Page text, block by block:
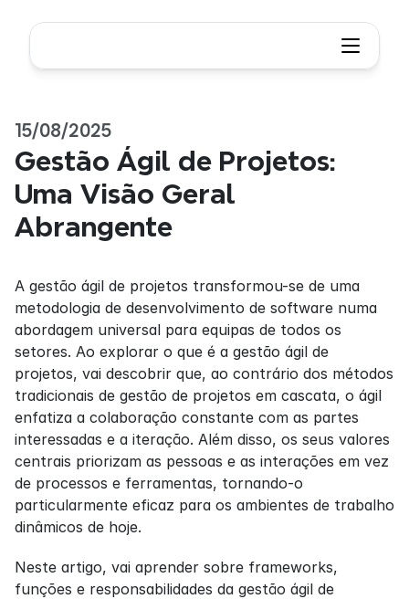
15/08/2025
Gestão Ágil de Projetos:
Uma Visão Geral
Abrangente
A gestão ágil de projetos transformou-se de uma
metodologia de desenvolvimento de software numa
abordagem universal para equipas de todos os
setores. Ao explorar o que é a gestão ágil de
projetos, vai descobrir que, ao contrário dos métodos
tradicionais de gestão de projetos em cascata, o ágil
enfatiza a colaboração constante com as partes
interessadas e a iteração. Além disso, os seus valores
centrais priorizam as pessoas e as interações em vez
de processos e ferramentas, tornando-o
particularmente eficaz para os ambientes de trabalho
dinâmicos de hoje.
Neste artigo, vai aprender sobre frameworks,
funções e responsabilidades da gestão ágil de